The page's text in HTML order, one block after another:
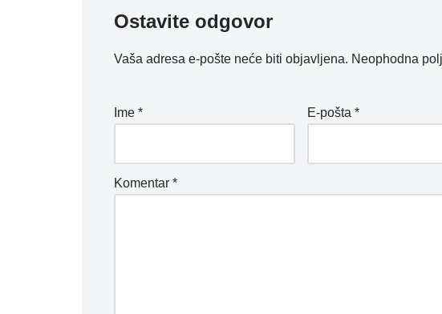
Ostavite odgovor
Vaša adresa e-pošte neće biti objavljena. Neophodna
Ime * E-pošta*
Komentar *